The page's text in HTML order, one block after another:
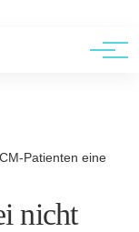
Patienten eine
nicht